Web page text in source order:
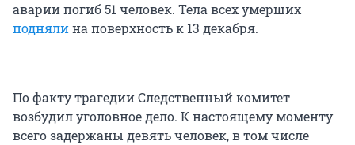
аварии погиб 51 человек. Тела всех умерших
поднялина поверхность к 13 декабря.
По факту трагедии Следственный комитет
возбудил уголовное дело. К настоящему моменту
всего задержаны девять человек, в том числе